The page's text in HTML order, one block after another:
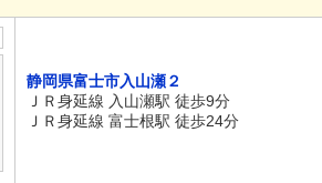
静岡県富士市入山瀬２
ＪＲ身延線 入山瀬駅 徒歩9分
ＪＲ身延線 富士根駅 徒歩24分